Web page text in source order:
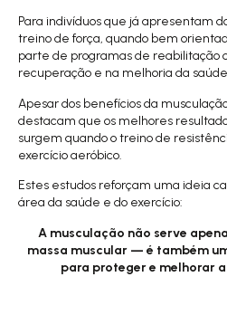
Para indivíduos que já apresentam
treino de força, quando bem
parte de programas de reabilitação
recuperação e na melhoria da
Apesar dos benefícios da
destacam que os melhores
surgem quando o treino de
exercício aeróbico.
Estes estudos reforçam uma ideia
área da saúde e do exercício:
A musculação não serve
massa muscular — é também
para proteger e melhorar